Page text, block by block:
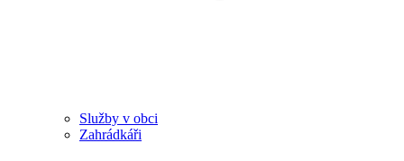
Služby v obci
Zahrádkáři